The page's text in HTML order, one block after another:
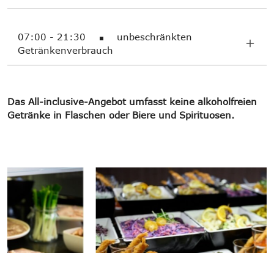
07:00 - 21:30
unbeschränkten
Getränkenverbrauch
Das All-inclusive-Angebot umfasst keine alkoholfreien
Getränke in Flaschen oder Biere und Spirituosen.